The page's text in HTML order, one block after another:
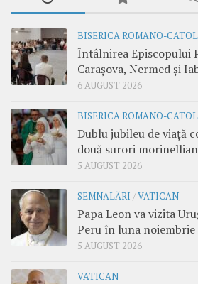
BISERICA ROMANO-
Întâlnirea Episcopului
Carașova, Nermed și
6 AUGUST 2026
BISERICA ROMANO-
Dublu jubileu de viață
două surori
5 AUGUST 2026
SEMNALĂRI /VATICAN
Papa Leon va vizita
Peru în luna noiembrie
5 AUGUST 2026
VATICAN